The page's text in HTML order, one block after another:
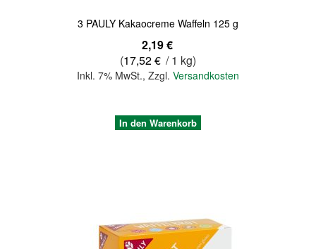
3 PAULY Kakaocreme Waffeln 125 g
2,19 €
(17,52 € / 1 kg)
Inkl. 7% MwSt., Zzgl. Versandkosten
In den Warenkorb